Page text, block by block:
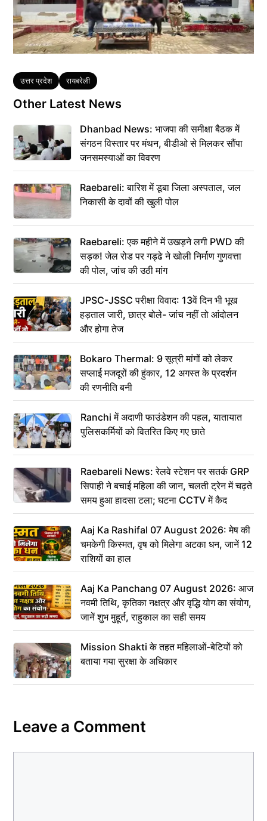
Tags
उत्तर प्रदेश रायबरेली
Other Latest News
Dhanbad News: भाजपा की समीक्षा बैठक में
संगठन विस्तार पर मंथन, बीडीओ से मिलकर सौंपा
जनसमस्याओं का विवरण
Raebareli: बारिश में डूबा जिला अस्पताल, जल
निकासी के दावों की खुली पोल
Raebareli: एक महीने में उखड़ने लगी PWD की
सड़क! जेल रोड पर गड्ढे ने खोली निर्माण गुणवत्ता
की पोल, जांच की उठी मांग
JPSC-JSSC परीक्षा विवाद: 13वें दिन भी भूख
हड़ताल जारी, छात्र बोले- जांच नहीं तो आंदोलन
और होगा तेज
Bokaro Thermal: 9 सूत्री मांगों को लेकर
सप्लाई मजदूरों की हुंकार, 12 अगस्त के प्रदर्शन
की रणनीति बनी
Ranchi में अदाणी फाउंडेशन की पहल, यातायात
पुलिसकर्मियों को वितरित किए गए छाते
Raebareli News: रेलवे स्टेशन पर सतर्क GRP
सिपाही ने बचाई महिला की जान, चलती ट्रेन में चढ़ते
समय हुआ हादसा टला; घटना CCTV में कैद
Aaj Ka Rashifal 07 August 2026: मेष की
चमकेगी किस्मत, वृष को मिलेगा अटका धन, जानें 12
राशियों का हाल
Aaj Ka Panchang 07 August 2026: आज
नवमी तिथि, कृतिका नक्षत्र और वृद्धि योग का संयोग,
जानें शुभ मुहूर्त, राहुकाल का सही समय
Mission Shakti के तहत महिलाओं-बेटियों को
बताया गया सुरक्षा के अधिकार
Leave a Comment